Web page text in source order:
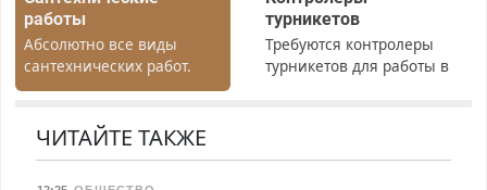
работы
Абсолютно все виды
сантехнических работ.
Быстро. Качественно.
турникетов
Требуются контролеры
турникетов для работы в
ЧИТАЙТЕ ТАКЖЕ